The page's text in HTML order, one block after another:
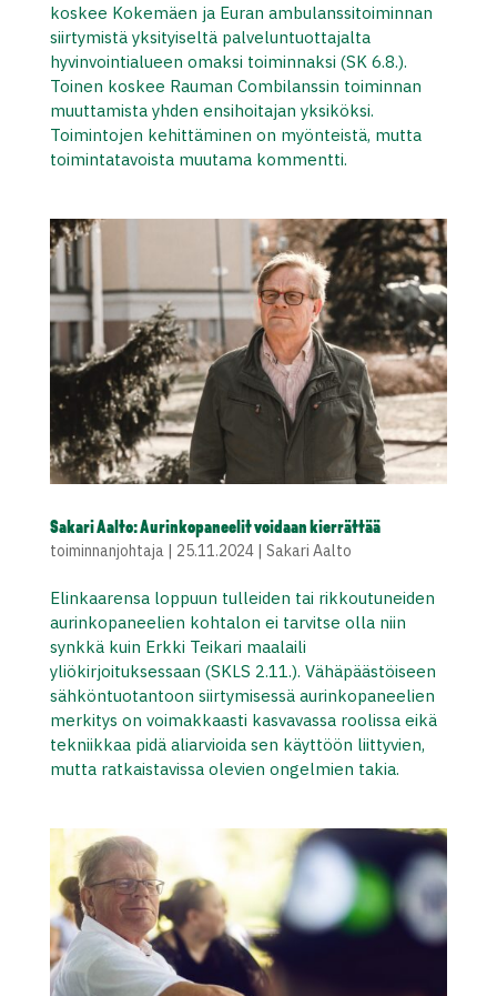
koskee Kokemäen ja Euran ambulanssitoiminnan
siirtymistä yksityiseltä palveluntuottajalta
hyvinvointialueen omaksi toiminnaksi (SK 6.8.).
Toinen koskee Rauman Combilanssin toiminnan
muuttamista yhden ensihoitajan yksiköksi.
Toimintojen kehittäminen on myönteistä, mutta
toimintatavoista muutama kommentti.
Sakari Aalto: Aurinkopaneelit voidaan kierrättää
toiminnanjohtaja| 25.11.2024| Sakari Aalto
Elinkaarensa loppuun tulleiden tai rikkoutuneiden
aurinkopaneelien kohtalon ei tarvitse olla niin
synkkä kuin Erkki Teikari maalaili
yliökirjoituksessaan (SKLS 2.11.). Vähäpäästöiseen
sähköntuotantoon siirtymisessä aurinkopaneelien
merkitys on voimakkaasti kasvavassa roolissa eikä
tekniikkaa pidä aliarvioida sen käyttöön liittyvien,
mutta ratkaistavissa olevien ongelmien takia.